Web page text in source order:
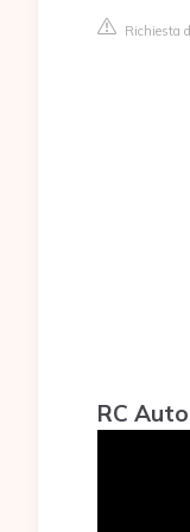
Richiesta
RC